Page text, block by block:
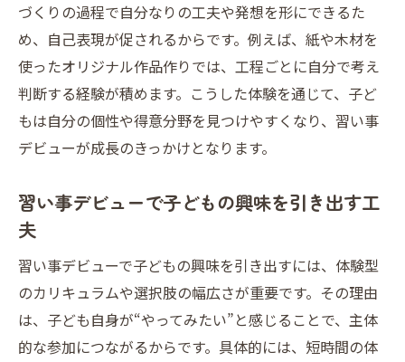
づくりの過程で自分なりの工夫や発想を形にできるた
め、自己表現が促されるからです。例えば、紙や木材を
使ったオリジナル作品作りでは、工程ごとに自分で考え
判断する経験が積めます。こうした体験を通じて、子ど
もは自分の個性や得意分野を見つけやすくなり、習い事
デビューが成長のきっかけとなります。
習い事デビューで子どもの興味を引き出す工
夫
習い事デビューで子どもの興味を引き出すには、体験型
のカリキュラムや選択肢の幅広さが重要です。その理由
は、子ども自身が“やってみたい”と感じることで、主体
的な参加につながるからです。具体的には、短時間の体